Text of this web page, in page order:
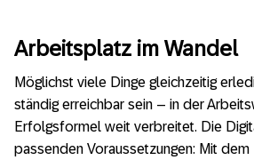
Arbeitsplatz im Wandel
Möglichst viele Dinge gleichzeitig
ständig erreichbar sein – in der
Erfolgsformel weit verbreitet. Die
passenden Voraussetzungen: Mit